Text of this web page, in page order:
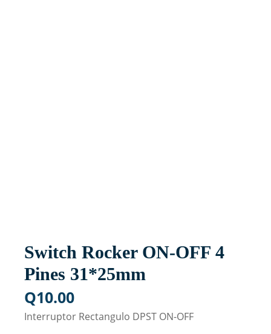
Switch Rocker ON-OFF 4
Pines 31*25mm
Q10.00
Interruptor Rectangulo DPST ON-OFF